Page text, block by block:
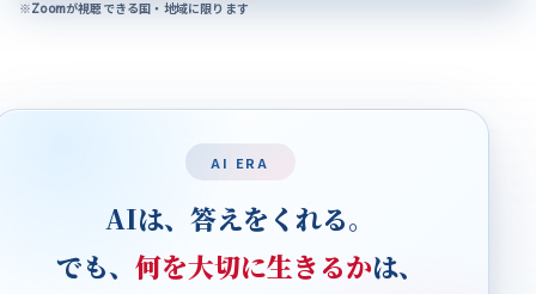
※Zoomが視聴できる国・地域に限ります
AI ERA
AIは、答えをくれる。
でも、 何を大切に生きるかは、